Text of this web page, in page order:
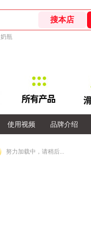
奶瓶
使用视频 品牌介绍
努力加载中，请稍后...